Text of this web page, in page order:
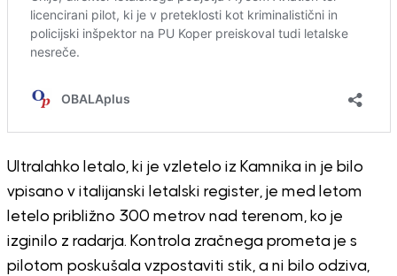
Ultralahko letalo, ki je vzletelo iz Kamnika in je bilo
vpisano v italijanski letalski register, je med letom
letelo približno 300 metrov nad terenom, ko je
izginilo z radarja. Kontrola zračnega prometa je s
pilotom poskušala vzpostaviti stik, a ni bilo odziva,